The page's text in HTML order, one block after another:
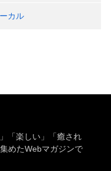
カル
「楽しい」「癒され
めたWebマガジンで